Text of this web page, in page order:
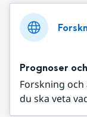
Prognoser
Forskning
du ska veta